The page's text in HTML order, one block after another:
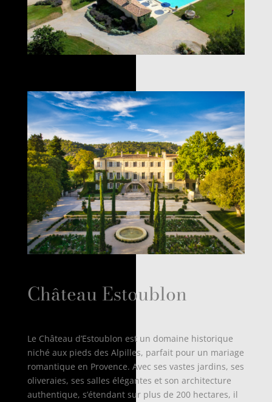
Château Estoublon
Le Château d’Estoublon est un domaine historique
niché aux pieds des Alpilles, parfait pour un mariage
romantique en Provence. Avec ses vastes jardins, ses
oliveraies, ses salles élégantes et son architecture
authentique, s’étendant sur plus de 200 hectares, il